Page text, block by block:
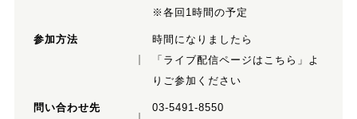
※各回1時間の予定
参加方法
時間になりましたら
「ライブ配信ページはこちら」よ
りご参加ください
問い合わせ先
03-5491-8550